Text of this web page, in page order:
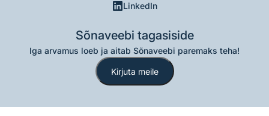
LinkedIn
Sõnaveebi tagasiside
Iga arvamus loeb ja aitab Sõnaveebi paremaks teha!
Kirjuta meile